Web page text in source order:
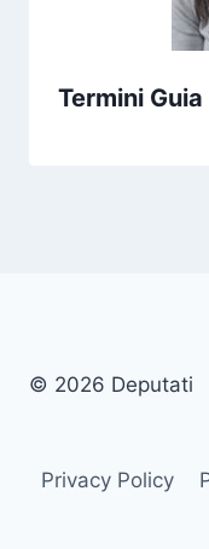
Termini
© 2026 Deputati
Privacy Policy